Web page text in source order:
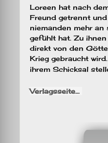
Loreen hat nach
Freund getrennt
niemanden mehr
gefühlt hat. Zu
direkt von den
Krieg gebraucht
ihrem Schicksal
Verlagsseite…